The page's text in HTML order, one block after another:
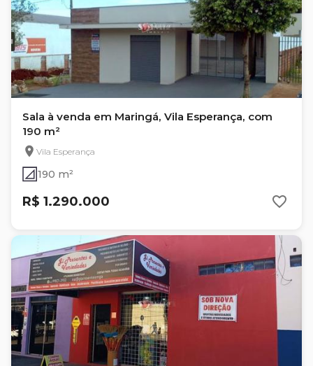
Sala à venda em Maringá, Vila Esperança, com
190 m²
Vila Esperança
190 m²
R$ 1.290.000